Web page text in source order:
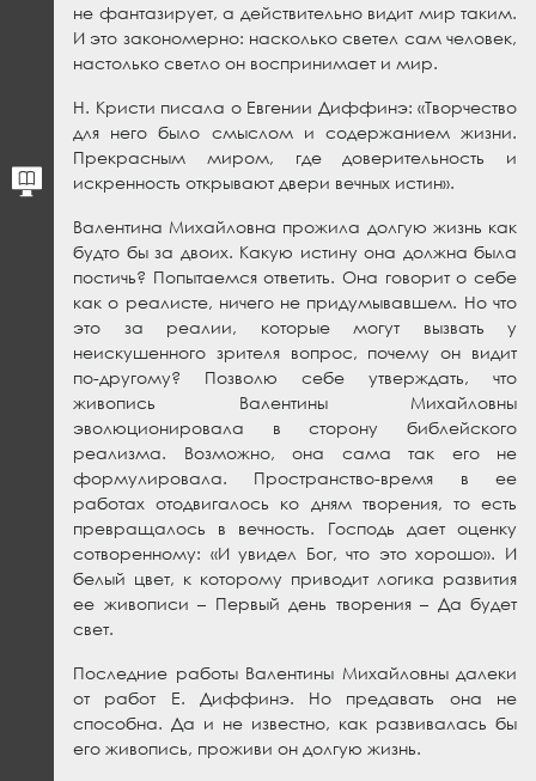
не фантазирует, а действительно видит мир таким.
И это закономерно: насколько светел сам человек,
настолько светло он воспринимает и мир.
Н. Кристи писала о Евгении Диффинэ: «Творчество
для него было смыслом и содержанием жизни.
Прекрасным миром, где доверительность и
искренность открывают двери вечных истин».
Валентина Михайловна прожила долгую жизнь как
будто бы за двоих. Какую истину она должна была
постичь? Попытаемся ответить. Она говорит о себе
как о реалисте, ничего не придумывавшем. Но что
это за реалии, которые могут вызвать у
неискушенного зрителя вопрос, почему он видит
по-другому? Позволю себе утверждать, что
живопись Валентины Михайловны
эволюционировала в сторону библейского
реализма. Возможно, она сама так его не
формулировала. Пространство-время в ее
работах отодвигалось ко дням творения, то есть
превращалось в вечность. Господь дает оценку
сотворенному: «И увидел Бог, что это хорошо». И
белый цвет, к которому приводит логика развития
ее живописи – Первый день творения – Да будет
свет.
Последние работы Валентины Михайловны далеки
от работ Е. Диффинэ. Но предавать она не
способна. Да и не известно, как развивалась бы
его живопись, проживи он долгую жизнь.